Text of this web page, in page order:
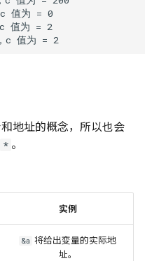
地址的概念，所以也会
* 。
实例
&a 将给出变量的实际地
址。